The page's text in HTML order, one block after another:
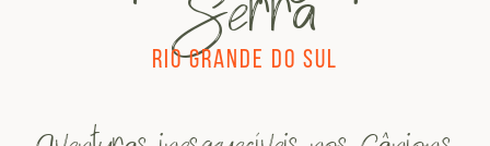
Rio Grande do Sul